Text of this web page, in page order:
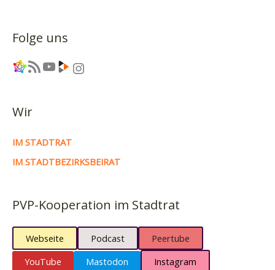
Folge uns
Link RSS-Feed YouTube Link Instagram
Wir
IM STADTRAT
IM STADTBEZIRKSBEIRAT
PVP-Kooperation im Stadtrat
Webseite Podcast
Peertube
YouTube
Mastodon
Instagram